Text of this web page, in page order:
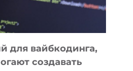
для вайбкодинга,
создавать